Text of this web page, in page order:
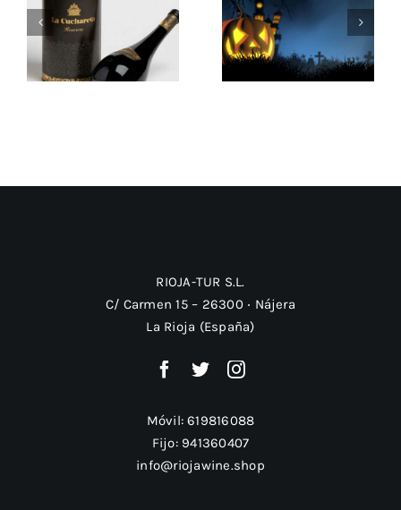
Estuche de vino:
el regalo perfecto
La Cuchareta
Halloween por el
mundo: 4
maneras de
celebrarlo
RIOJA-TUR S.L.
C/ Carmen 15 – 26300 ‧ Nájera
La Rioja (España)
Móvil:619816088
Fijo: 941360407
info@riojawine.shop